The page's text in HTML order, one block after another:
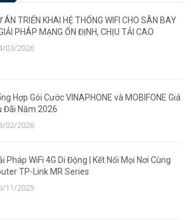
ÁN TRIỂN KHAI HỆ THỐNG WIFI CHO SÂN BAY
PHÁP MẠNG ỔN ĐỊNH, CHỊU TẢI CAO
03/2026
Hợp Gói Cước VINAPHONE và MOBIFONE Giá
Đãi Năm 2026
02/2026
Pháp WiFi 4G Di Động | Kết Nối Mọi Nơi Cùng
TP-Link MR Series
11/2025